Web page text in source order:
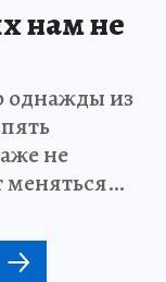
нам не
однажды из
не
меняться…